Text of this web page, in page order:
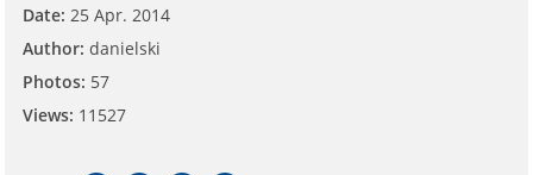
Date:25 Apr. 2014
Author:danielski
Photos: 57
Views: 11527